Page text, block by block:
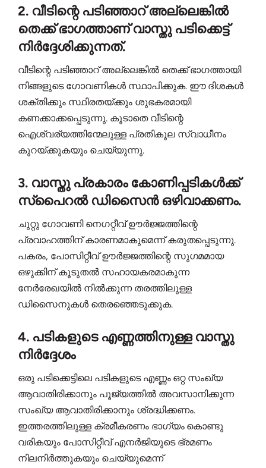
2. വീടിന്റെ പടിഞ്ഞാറ് അല്ലെങ്കിൽ
തെക്ക് ഭാഗത്താണ് വാസ്തു പടിക്കെട്ട്
നിർദ്ദേശിക്കുന്നത്.
വീടിന്റെ പടിഞ്ഞാറ് അല്ലെങ്കിൽ തെക്ക് ഭാഗത്തായി
നിങ്ങളുടെ ഗോവണികൾ സ്ഥാപിക്കുക. ഈ ദിശകൾ
ശക്തിക്കും സ്ഥിരതയ്ക്കും ശുഭകരമായി
കണക്കാക്കപ്പെടുന്നു. കൂടാതെ വീടിന്റെ
ഐശ്വര്യത്തിന്മേലുള്ള പ്രതികൂല സ്വാധീനം
കുറയ്ക്കുകയും ചെയ്യുന്നു.
3. വാസ്തു പ്രകാരം കോണിപ്പടികൾക്ക്
സ്പൈറൽ ഡിസൈൻ ഒഴിവാക്കണം.
ചുറ്റു ഗോവണി നെഗറ്റീവ് ഊർജ്ജത്തിന്റെ
പ്രവാഹത്തിന് കാരണമാകുമെന്ന് കരുതപ്പെടുന്നു.
പകരം, പോസിറ്റീവ് ഊർജ്ജത്തിന്റെ സുഗമമായ
ഒഴുക്കിന് കൂടുതൽ സഹായകരമാകുന്ന
നേർരേഖയിൽ നിൽക്കുന്ന തരത്തിലുള്ള
ഡിസൈനുകൾ തെരഞ്ഞെടുക്കുക.
4. പടികളുടെ എണ്ണത്തിനുള്ള വാസ്തു
നിർദ്ദേശം
ഒരു പടിക്കെട്ടിലെ പടികളുടെ എണ്ണം ഒറ്റ സംഖ്യ
ആവാതിരിക്കാനും പൂജ്യത്തിൽ അവസാനിക്കുന്ന
സംഖ്യ ആവാതിരിക്കാനും ശ്രദ്ധിക്കണം.
ഇത്തരത്തിലുള്ള ക്രമീകരണം ഭാഗ്യം കൊണ്ടു
വരികയും പോസിറ്റീവ് എനർജിയുടെ ഭ്രമണം
നിലനിർത്തുകയും ചെയ്യുമെന്ന്